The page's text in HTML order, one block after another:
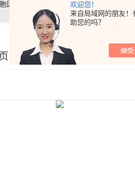
欢迎您！
来自局域网的朋友！
助您的吗？
因子，抗体，试剂盒，各类细
你的位置： 产品展示